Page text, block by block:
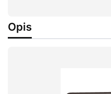
Opis